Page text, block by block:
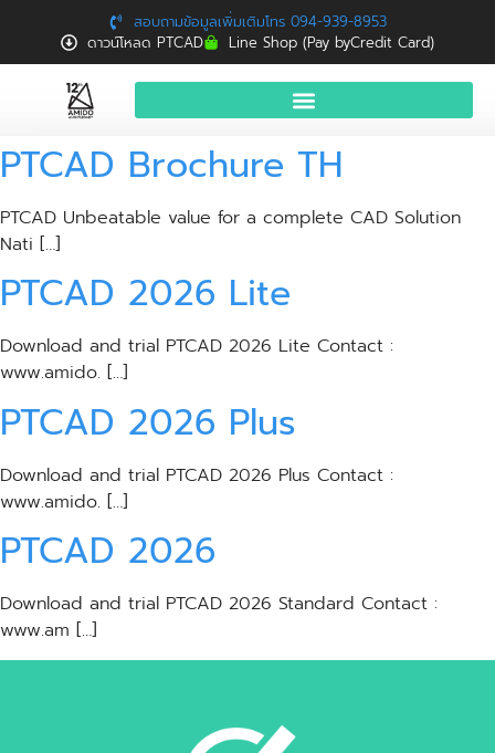
สอบถามข้อมูลเพิ่มเติมโทร 094-939-8953
ดาวน์โหลด PTCAD
Line Shop (Pay byCredit Card)
หน้าแรก
News
PTCAD Brochure TH
PTCAD Unbeatable value for a complete CAD Solution
Nati […]
PTCAD 2026 Lite
Download and trial PTCAD 2026 Lite Contact :
www.amido. […]
PTCAD 2026 Plus
Download and trial PTCAD 2026 Plus Contact :
www.amido. […]
PTCAD 2026
Download and trial PTCAD 2026 Standard Contact :
www.am […]